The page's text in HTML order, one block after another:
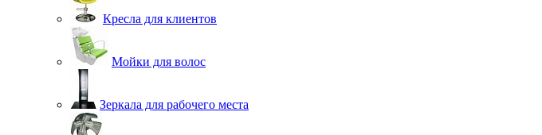
Кресла для клиентов
Мойки для волос
Зеркала для рабочего места